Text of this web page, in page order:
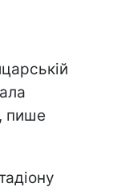
пише